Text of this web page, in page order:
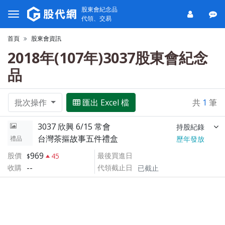
股東會紀念品
代領、交易
首頁 股東會資訊
2018年(107年)3037股東會紀念
品
批次操作 匯出 Excel 檔 共 1 筆
禮品
3037 欣興 6/15 常會 持股紀錄
台灣茶摳故事五件禮盒
歷年發放
股價
969
45
收購 --
最後買進日
代領截止日
已截止